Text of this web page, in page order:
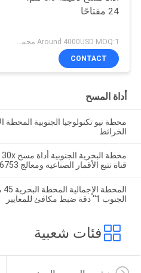
24 مفتاحًا
CONTACT
أداة المسح
محطة نيو تكنولوجيا الجنوبية المحطة
الخرائط
قناة تتبع الأقمار الصناعية ومعالج MT6753
الجنوب 1'' دقة ضبط مكافئ للمعايير
فئات شعبية